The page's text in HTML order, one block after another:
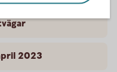
2023